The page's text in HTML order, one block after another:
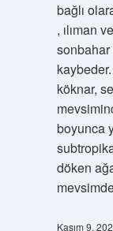
bağlı
, ılıman
sonbahar
köknar,
boyunca
döken
Kasım 9,